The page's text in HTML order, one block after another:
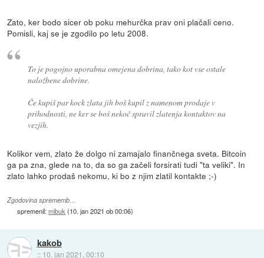
Zato, ker bodo sicer ob poku mehurčka prav oni plačali ceno.
Pomisli, kaj se je zgodilo po letu 2008.
To je pogojno uporabna omejena dobrina, tako kot vse ostale
naložbene dobrine.
Če kupiš par kock zlata jih boš kupil z namenom prodaje v
prihodnosti, ne ker se boš nekoč spravil zlatenja kontaktov na
vezjih.
Kolikor vem, zlato že dolgo ni zamajalo finančnega sveta. Bitcoin
ga pa zna, glede na to, da so ga začeli forsirati tudi "ta veliki". In
zlato lahko prodaš nekomu, ki bo z njim zlatil kontakte ;-)
Zgodovina sprememb…
spremenil:mibuk (10. jan 2021 ob 00:06)
kakob
:: 10. jan 2021, 00:10